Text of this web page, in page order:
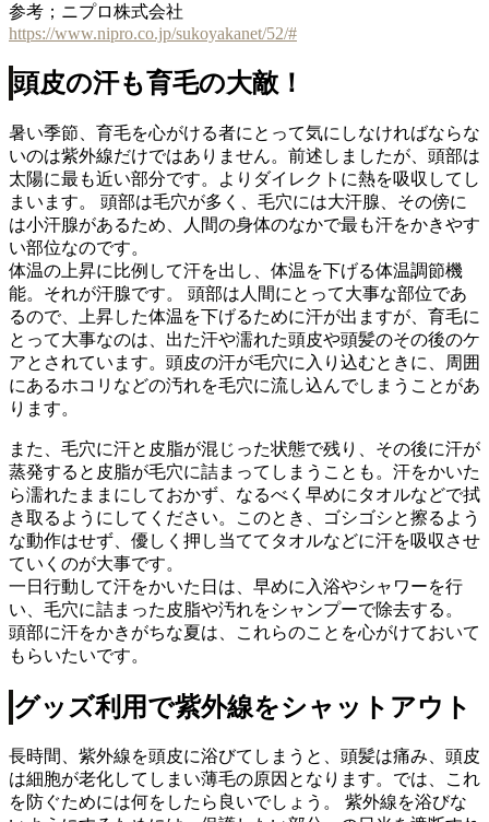
参考；ニプロ株式会社
https://www.nipro.co.jp/sukoyakanet/52/#
頭皮の汗も育毛の大敵！
暑い季節、育毛を心がける者にとって気にしなければならな
いのは紫外線だけではありません。前述しましたが、頭部は
太陽に最も近い部分です。よりダイレクトに熱を吸収してし
まいます。 頭部は毛穴が多く、毛穴には大汗腺、その傍に
は小汗腺があるため、人間の身体のなかで最も汗をかきやす
い部位なのです。
体温の上昇に比例して汗を出し、体温を下げる体温調節機
能。それが汗腺です。 頭部は人間にとって大事な部位であ
るので、上昇した体温を下げるために汗が出ますが、育毛に
とって大事なのは、出た汗や濡れた頭皮や頭髪のその後のケ
アとされています。頭皮の汗が毛穴に入り込むときに、周囲
にあるホコリなどの汚れを毛穴に流し込んでしまうことがあ
ります。
また、毛穴に汗と皮脂が混じった状態で残り、その後に汗が
蒸発すると皮脂が毛穴に詰まってしまうことも。汗をかいた
ら濡れたままにしておかず、なるべく早めにタオルなどで拭
き取るようにしてください。このとき、ゴシゴシと擦るよう
な動作はせず、優しく押し当ててタオルなどに汗を吸収させ
ていくのが大事です。
一日行動して汗をかいた日は、早めに入浴やシャワーを行
い、毛穴に詰まった皮脂や汚れをシャンプーで除去する。
頭部に汗をかきがちな夏は、これらのことを心がけておいて
もらいたいです。
グッズ利用で紫外線をシャットアウト
長時間、紫外線を頭皮に浴びてしまうと、頭髪は痛み、頭皮
は細胞が老化してしまい薄毛の原因となります。では、これ
を防ぐためには何をしたら良いでしょう。 紫外線を浴びな